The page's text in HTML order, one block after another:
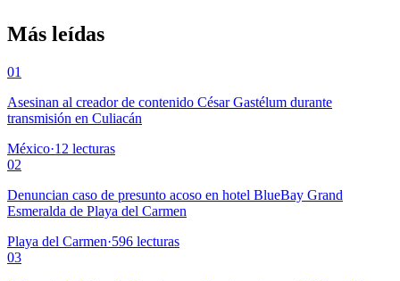
Más leídas
01
Asesinan al creador de contenido César Gastélum durante
transmisión en Culiacán
México·12 lecturas
02
Denuncian caso de presunto acoso en hotel BlueBay Grand
Esmeralda de Playa del Carmen
Playa del Carmen·596 lecturas
03